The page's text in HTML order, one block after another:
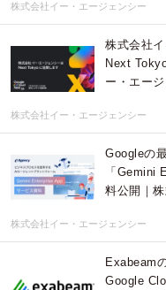
株式会社イー・エージェンシー
株式会社
Next
ー・エー
株式会社イー・エージェンシー
Googleの
「Gemini
料公開｜
株式会社イー・エージェンシー
Exabeam
Google